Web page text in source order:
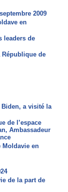
2009
en
leaders de
de
a visité la
de l’espace
Ambassadeur
Moldavie en
de la part de